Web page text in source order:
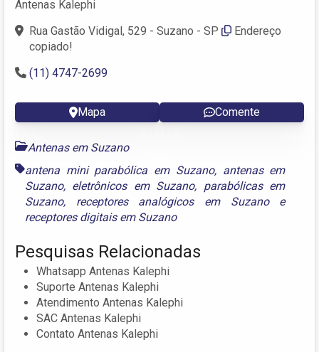
Antenas Kalephi
Rua Gastão Vidigal, 529 - Suzano - SP
Endereço
copiado!
(11) 4747-2699
Mapa Comente
Antenas em Suzano
antena mini parabólica em Suzano, antenas em
Suzano, eletrônicos em Suzano, parabólicas em
Suzano, receptores analógicos em Suzanoe
receptores digitais em Suzano
Pesquisas Relacionadas
Whatsapp Antenas Kalephi
Suporte Antenas Kalephi
Atendimento Antenas Kalephi
SAC Antenas Kalephi
Contato Antenas Kalephi